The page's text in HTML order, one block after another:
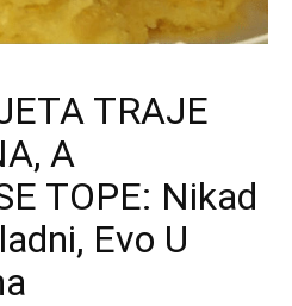
TRAJE
A
TOPE: Nikad
Evo U